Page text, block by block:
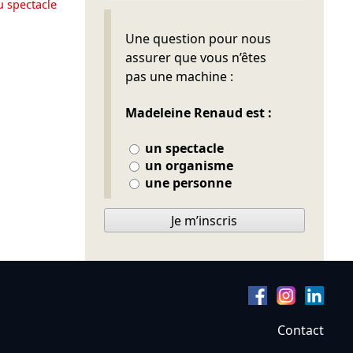
spectacle
Une question pour nous
assurer que vous n’êtes
pas une machine :
Madeleine Renaud est :
un spectacle
un organisme
une personne
Ne pas remplir
Je m’inscris
Contact